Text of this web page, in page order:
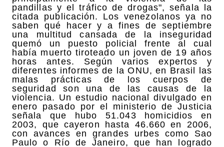
pandillas y el tráfico de drogas", señala la
citada publicación. Los venezolanos ya no
saben qué hacer y a fines de septiembre
una multitud cansada de la inseguridad
quemó un puesto policial frente al cual
había muerto tiroteado un joven de 19 años
horas antes. Según varios expertos y
diferentes informes de la ONU, en Brasil las
malas prácticas de los cuerpos de
seguridad son una de las causas de la
violencia. Un estudio nacional divulgado en
enero pasado por el ministerio de Justicia
señala que hubo 51.043 homicidios en
2003, que cayeron hasta 46.660 en 2006,
con avances en grandes urbes como Sao
Paulo o Río de Janeiro, que han logrado